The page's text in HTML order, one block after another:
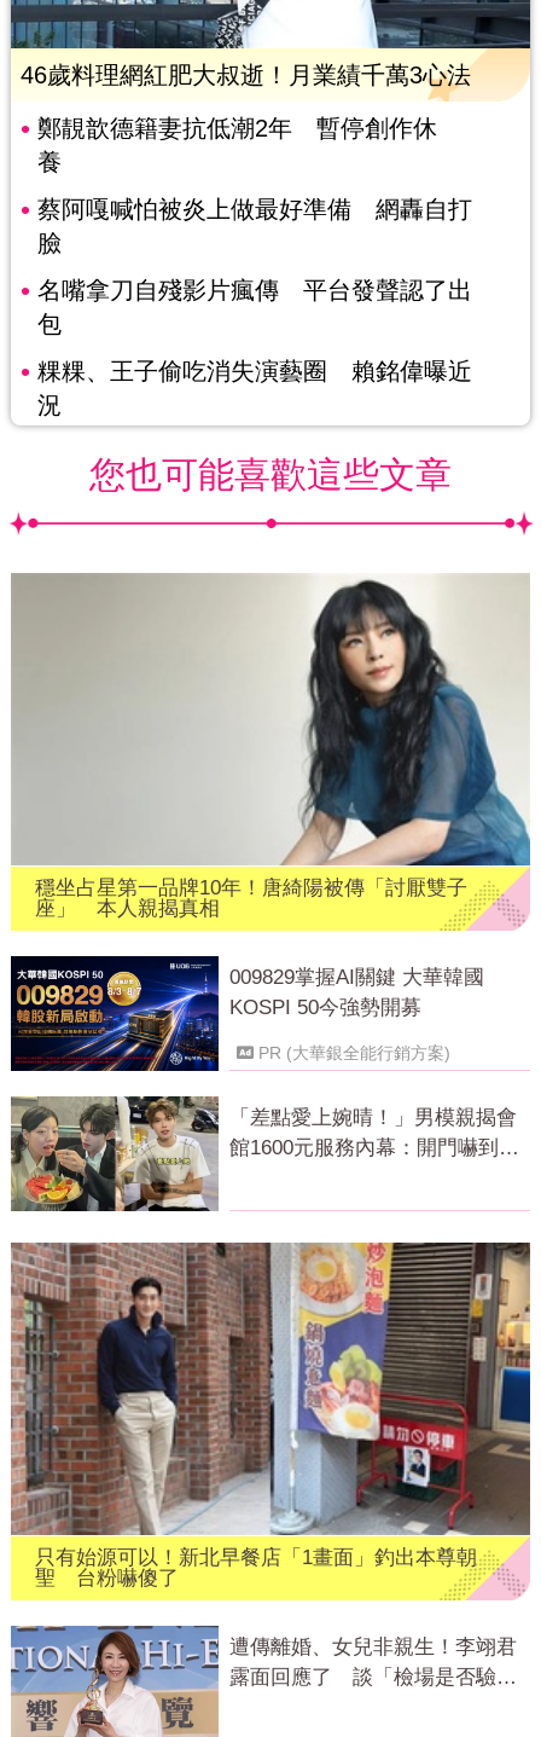
46歲料理網紅肥大叔逝！月業績千萬3心法
鄭靚歆德籍妻抗低潮2年 暫停創作休
養
蔡阿嘎喊怕被炎上做最好準備 網轟自打
臉
名嘴拿刀自殘影片瘋傳 平台發聲認了出
包
粿粿、王子偷吃消失演藝圈 賴銘偉曝近
況
您也可能喜歡這些文章
穩坐占星第一品牌10年！唐綺陽被傳「討厭雙子
座」 本人親揭真相
009829掌握AI關鍵 大華韓國
KOSPI 50今強勢開募
PR (大華銀全能行銷方案)
「差點愛上婉晴！」男模親揭會
館1600元服務內幕：開門嚇到險
只有始源可以！新北早餐店「1畫面」釣出本尊朝
聖 台粉嚇傻了
遭傳離婚、女兒非親生！李翊君
露面回應了 談「檢場是否驗